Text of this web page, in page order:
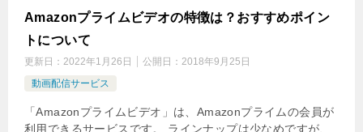
Amazonプライムビデオの特徴は？おすすめポイン
トについて
更新日： 2022年1月26日 公開日： 2018年9月25日
動画配信サービス
「Amazonプライムビデオ」は、Amazonプライムの会員が
利用できるサービスです。 ラインナップは少なめですが、